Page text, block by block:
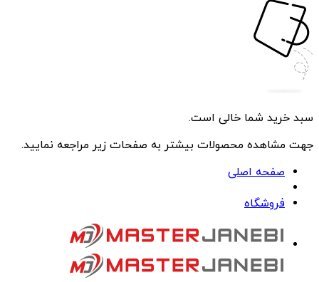
سبد خرید شما خالی است.
جهت مشاهده محصولات بیشتر به صفحات زیر مراجعه نمایید.
صفحه اصلی
فروشگاه